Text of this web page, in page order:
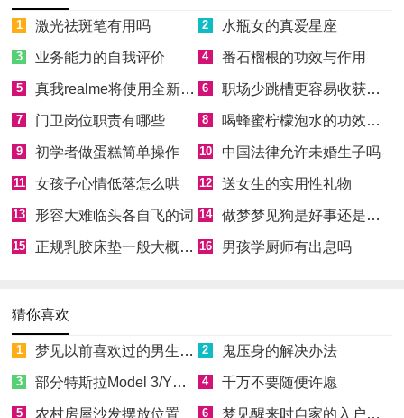
1 激光祛斑笔有用吗 2 水瓶女的真爱星座
3 业务能力的自我评价 4 番石榴根的功效与作用
5 真我realme将使用全新Logo 6 职场少跳槽更容易收获成功
7 门卫岗位职责有哪些 8 喝蜂蜜柠檬泡水的功效和好处
9 初学者做蛋糕简单操作 10 中国法律允许未婚生子吗
11 女孩子心情低落怎么哄 12 送女生的实用性礼物
13 形容大难临头各自飞的词 14 做梦梦见狗是好事还是坏事
15 正规乳胶床垫一般大概多少钱 16 男孩学厨师有出息吗
猜你喜欢
1 梦见以前喜欢过的男生喜欢自己 2 鬼压身的解决办法
3 部分特斯拉Model 3/Y因缺少零件无法正常向车主交付 4 千万不要随便许愿
5 农村房屋沙发摆放位置 6 梦见醒来时自家的入户门开着